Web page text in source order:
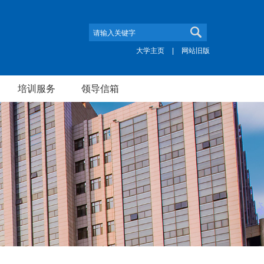
大学主页 网站旧版
培训服务 领导信箱